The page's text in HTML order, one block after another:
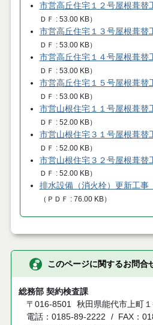
市営高丘住宅１２号屋根葺
ＤＦ
53.00 KB）
市営高丘住宅１３号屋根葺
ＤＦ
53.00 KB）
市営高丘住宅１４号屋根葺
ＤＦ
53.00 KB）
市営高丘住宅１５号屋根葺
ＤＦ
53.00 KB）
市営山根住宅１１号屋根葺
ＤＦ
52.00 KB）
市営山根住宅３１号屋根葺
ＤＦ
52.00 KB）
市営山根住宅３２号屋根葺
ＤＦ
52.00 KB）
排水設備（消火栓）更新工
（ ＰＤＦ 76.00 KB）
このページに関するお問合
総務部 契約検査課
〒016-8501
秋田県能代市上町
電話：0185-89-2222
FAX：